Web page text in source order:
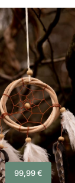
99,99€